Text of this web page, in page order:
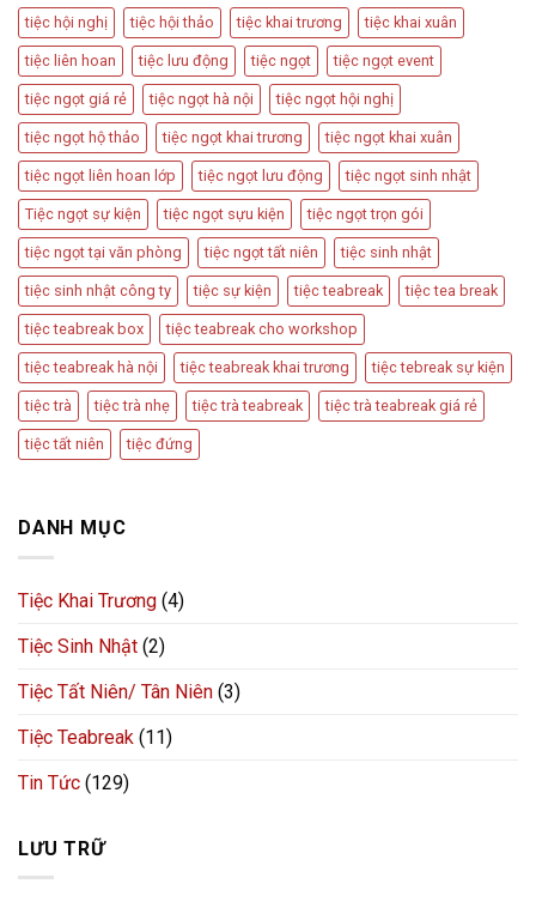
Dẫn
Kiện
Quan
Trọng
tiệc hội nghị tiệc hội thảo tiệc khai trương tiệc khai xuân
tiệc liên hoan tiệc lưu động tiệc ngọt tiệc ngọt event
tiệc ngọt giá rẻ tiệc ngọt hà nội tiệc ngọt hội nghị
tiệc ngọt hộ thảo tiệc ngọt khai trương tiệc ngọt khai xuân
tiệc ngọt liên hoan lớp tiệc ngọt lưu động tiệc ngọt sinh nhật
Tiệc ngọt sự kiện tiệc ngọt sựu kiện tiệc ngọt trọn gói
tiệc ngọt tại văn phòng tiệc ngọt tất niên tiệc sinh nhật
tiệc sinh nhật công ty tiệc sự kiện tiệc teabreak tiệc tea break
tiệc teabreak box tiệc teabreak cho workshop
tiệc teabreak hà nội tiệc teabreak khai trương tiệc tebreak sự kiện
tiệc trà tiệc trà nhẹ tiệc trà teabreak tiệc trà teabreak giá rẻ
tiệc tất niên tiệc đứng
DANH MỤC
Tiệc Khai Trương (4)
Tiệc Sinh Nhật (2)
Tiệc Tất Niên/ Tân Niên (3)
Tiệc Teabreak (11)
Tin Tức (129)
LƯU TRỮ